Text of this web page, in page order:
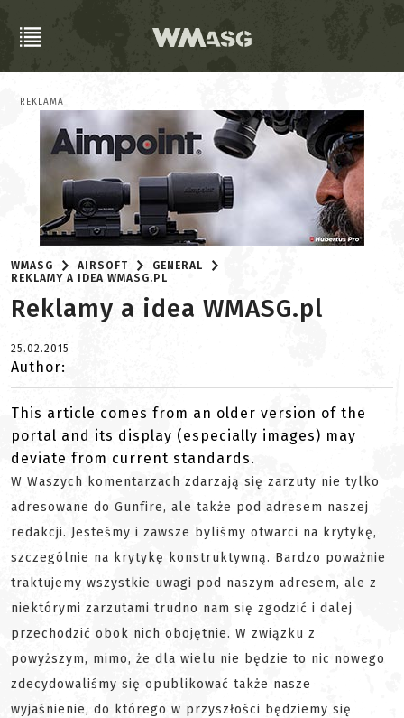
REKLAMA
WMASG AIRSOFT
GENERAL
REKLAMY A IDEA WMASG.PL
Reklamy a idea WMASG.pl
25.02.2015
Author:
This article comes from an older version of the
portal and its display (especially images) may
deviate from current standards.
W Waszych komentarzach zdarzają się zarzuty nie tylko
adresowane do Gunfire, ale także pod adresem naszej
redakcji. Jesteśmy i zawsze byliśmy otwarci na krytykę,
szczególnie na krytykę konstruktywną. Bardzo poważnie
traktujemy wszystkie uwagi pod naszym adresem, ale z
niektórymi zarzutami trudno nam się zgodzić i dalej
przechodzić obok nich obojętnie. W związku z
powyższym, mimo, że dla wielu nie będzie to nic nowego
zdecydowaliśmy się opublikować także nasze
wyjaśnienie, do którego w przyszłości będziemy się